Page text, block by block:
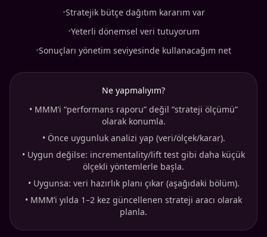
•Stratejik bütçe dağıtım kararım var
•Yeterli dönemsel veri tutuyorum
•Sonuçları yönetim seviyesinde kullanacağım net
Ne yapmalıyım?
• MMM’i “performans raporu” değil “strateji ölçümü”
olarak konumla.
• Önce uygunluk analizi yap (veri/ölçek/karar).
• Uygun değilse: incrementality/lift test gibi daha küçük
ölçekli yöntemlerle başla.
• Uygunsa: veri hazırlık planı çıkar (aşağıdaki bölüm).
• MMM’i yılda 1–2 kez güncellenen strateji aracı olarak
planla.